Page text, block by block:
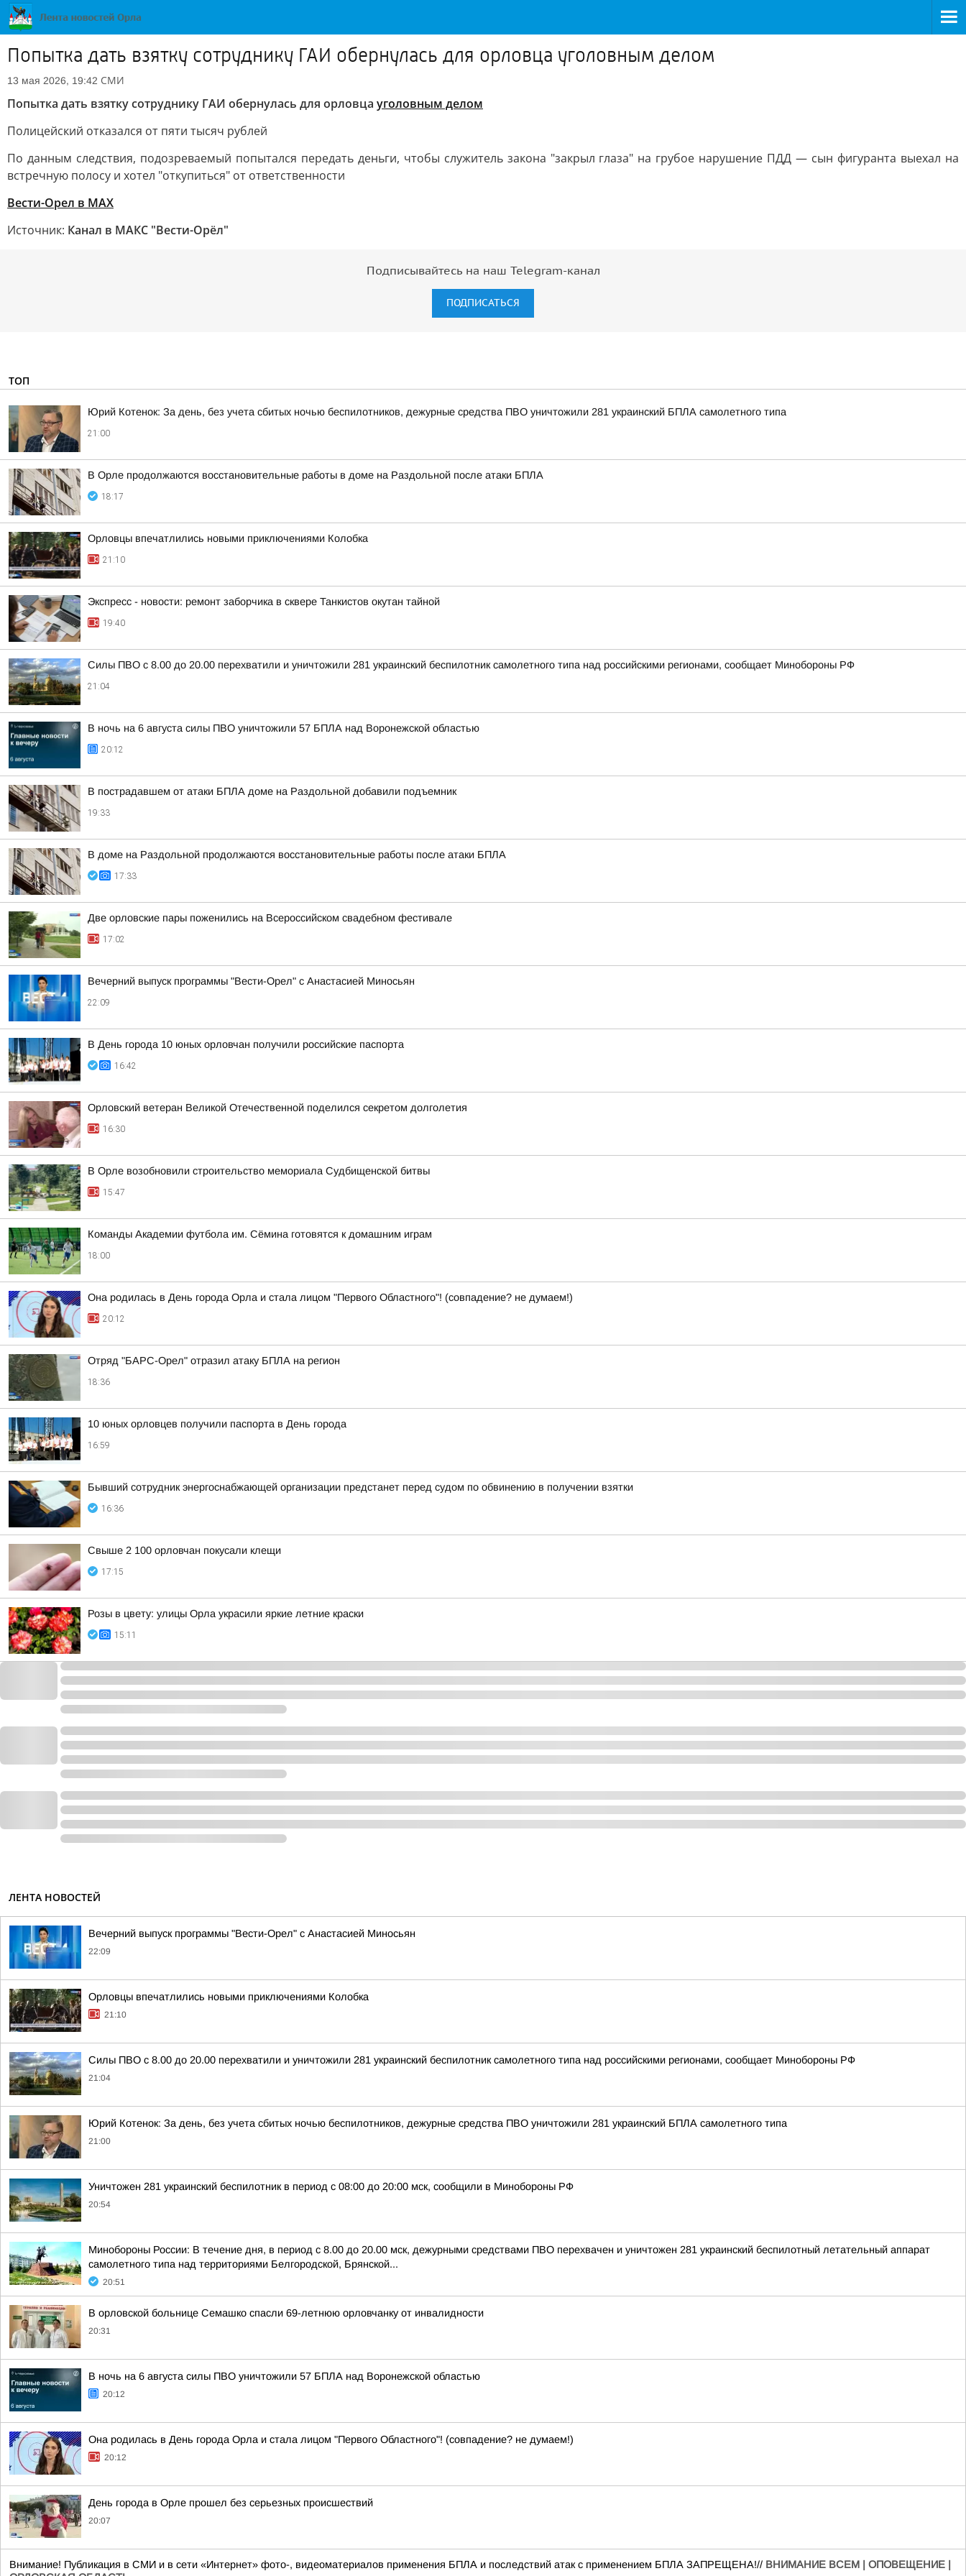
Попытка дать взятку сотруднику ГАИ обернулась для орловца уголовным делом
13 мая 2026, 19:42 СМИ
Попытка дать взятку сотруднику ГАИ обернулась для орловца уголовным делом
Полицейский отказался от пяти тысяч рублей
По данным следствия, подозреваемый попытался передать деньги, чтобы служитель закона "закрыл глаза" на грубое нарушение ПДД — сын фигуранта выехал на
встречную полосу и хотел "откупиться" от ответственности
Вести-Орел в МАХ
Источник: Канал в МАКС "Вести-Орёл"
Подписывайтесь на наш Telegram-канал
ПОДПИСАТЬСЯ
ТОП
Юрий Котенок: За день, без учета сбитых ночью беспилотников, дежурные средства ПВО уничтожили 281 украинский БПЛА самолетного типа
21:00
В Орле продолжаются восстановительные работы в доме на Раздольной после атаки БПЛА
18:17
Орловцы впечатлились новыми приключениями Колобка
21:10
Экспресс - новости: ремонт заборчика в сквере Танкистов окутан тайной
19:40
Силы ПВО с 8.00 до 20.00 перехватили и уничтожили 281 украинский беспилотник самолетного типа над российскими регионами, сообщает Минобороны РФ
21:04
В ночь на 6 августа силы ПВО уничтожили 57 БПЛА над Воронежской областью
20:12
В пострадавшем от атаки БПЛА доме на Раздольной добавили подъемник
19:33
В доме на Раздольной продолжаются восстановительные работы после атаки БПЛА
17:33
Две орловские пары поженились на Всероссийском свадебном фестивале
17:02
Вечерний выпуск программы "Вести-Орел" с Анастасией Миносьян
22:09
В День города 10 юных орловчан получили российские паспорта
16:42
Орловский ветеран Великой Отечественной поделился секретом долголетия
16:30
В Орле возобновили строительство мемориала Судбищенской битвы
15:47
Команды Академии футбола им. Сёмина готовятся к домашним играм
18:00
Она родилась в День города Орла и стала лицом "Первого Областного"! (совпадение? не думаем!)
20:12
Отряд "БАРС-Орел" отразил атаку БПЛА на регион
18:36
10 юных орловцев получили паспорта в День города
16:59
Бывший сотрудник энергоснабжающей организации предстанет перед судом по обвинению в получении взятки
16:36
Свыше 2 100 орловчан покусали клещи
17:15
Розы в цвету: улицы Орла украсили яркие летние краски
15:11
ЛЕНТА НОВОСТЕЙ
Вечерний выпуск программы "Вести-Орел" с Анастасией Миносьян
22:09
Орловцы впечатлились новыми приключениями Колобка
21:10
Силы ПВО с 8.00 до 20.00 перехватили и уничтожили 281 украинский беспилотник самолетного типа над российскими регионами, сообщает Минобороны РФ
21:04
Юрий Котенок: За день, без учета сбитых ночью беспилотников, дежурные средства ПВО уничтожили 281 украинский БПЛА самолетного типа
21:00
Уничтожен 281 украинский беспилотник в период с 08:00 до 20:00 мск, сообщили в Минобороны РФ
20:54
Минобороны России: В течение дня, в период с 8.00 до 20.00 мск, дежурными средствами ПВО перехвачен и уничтожен 281 украинский беспилотный летательный аппарат
самолетного типа над территориями Белгородской, Брянской...
20:51
В орловской больнице Семашко спасли 69-летнюю орловчанку от инвалидности
20:31
В ночь на 6 августа силы ПВО уничтожили 57 БПЛА над Воронежской областью
20:12
Она родилась в День города Орла и стала лицом "Первого Областного"! (совпадение? не думаем!)
20:12
День города в Орле прошел без серьезных происшествий
20:07
Внимание! Публикация в СМИ и в сети «Интернет» фото-, видеоматериалов применения БПЛА и последствий атак с применением БПЛА ЗАПРЕЩЕНА!// ВНИМАНИЕ ВСЕМ | ОПОВЕЩЕНИЕ |